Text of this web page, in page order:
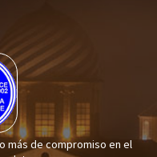
más de compromiso en el